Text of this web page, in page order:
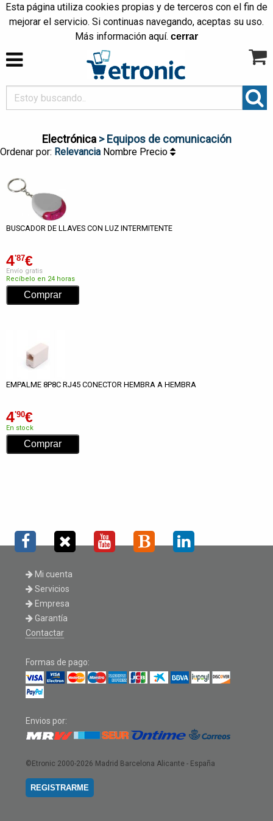
Esta página utiliza cookies propias y de terceros con el fin de
mejorar el servicio. Si continuas navegando, aceptas su uso.
Más información aquí. cerrar
Electrónica> Equipos de comunicación
Ordenar por: Relevancia Nombre Precio
BUSCADOR DE LLAVES CON LUZ INTERMITENTE
4'87€
Envío gratis
Recíbelo en 24 horas
EMPALME 8P8C RJ45 CONECTOR HEMBRA A HEMBRA
4'90€
En stock
Mi cuenta
Servicios
Empresa
Garantía
Contactar
Formas de pago:
Envios por:
©Etronic 2000-2026 Madrid Barcelona Alicante - España
REGISTRARME